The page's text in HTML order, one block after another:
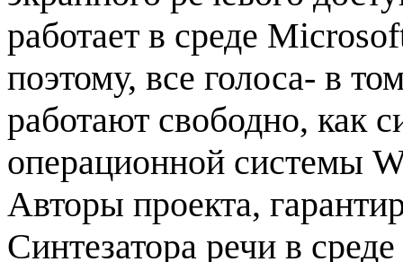
работает в среде
поэтому, все голоса- в
работают свободно, как
операционной системы
Авторы проекта,
Синтезатора речи в